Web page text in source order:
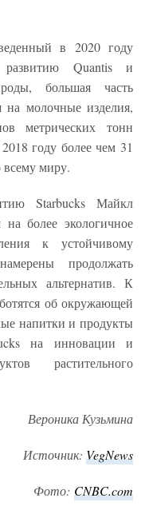
в 2020 году
развитию Quantis и
большая часть
на молочные изделия,
метрических тонн
году более чем 31
всему миру.
Starbucks Майкл
более экологичное
к устойчивому
продолжать
альтернатив. К
об окружающей
напитки и продукты
на инновации и
растительного
Вероника Кузьмина
Источник: VegNews
Фото: CNBC.com